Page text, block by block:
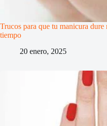
Trucos para que tu manicura dure
tiempo
20 enero, 2025